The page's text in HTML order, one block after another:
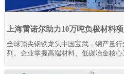
上海雷诺尔助力10万吨负极材料项
全球顶尖钢铁龙头中国宝武，钢产量
列。企业掌握高端材料、低碳冶金核